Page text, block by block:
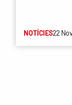
NOTÍCIES22